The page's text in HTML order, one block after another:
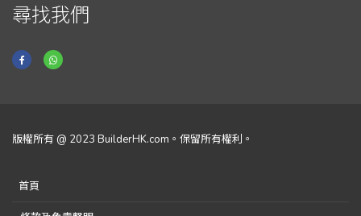
尋找我們
版權所有 @ 2023 BuilderHK.com。保留所有權利。
首頁